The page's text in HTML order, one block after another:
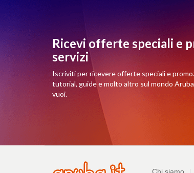
Ricevi offerte speciali e
servizi
Iscriviti per ricevere offerte speciali e
tutorial, guide e molto altro sul mondo
vuoi.
Chi siamo